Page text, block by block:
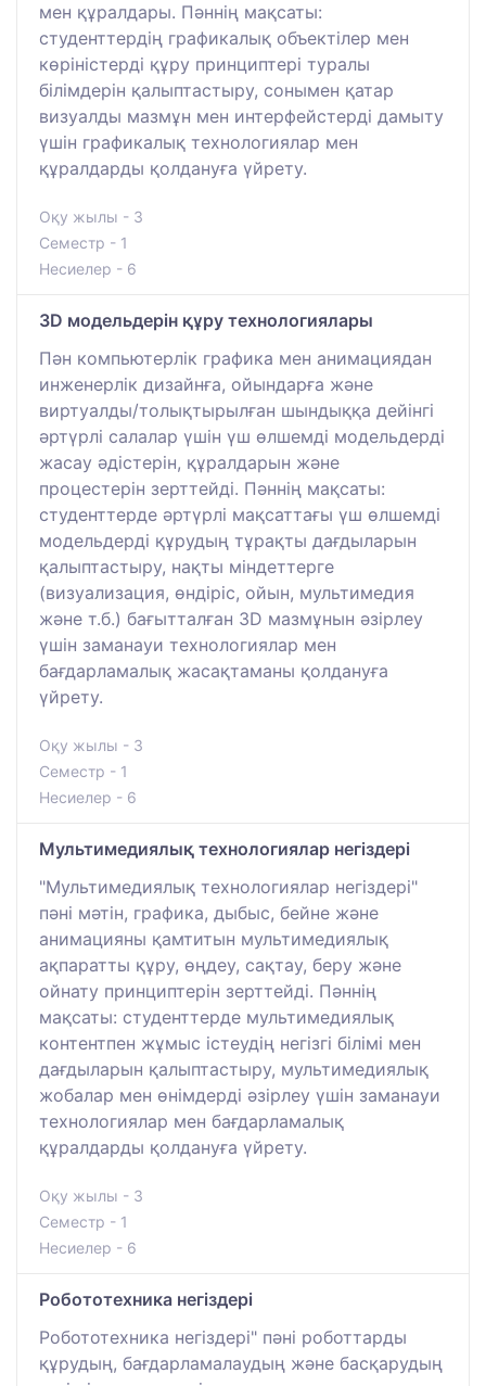
мен құралдары. Пәннің мақсаты:
студенттердің графикалық объектілер мен
көріністерді құру принциптері туралы
білімдерін қалыптастыру, сонымен қатар
визуалды мазмұн мен интерфейстерді дамыту
үшін графикалық технологиялар мен
құралдарды қолдануға үйрету.
Оқу жылы - 3
Семестр - 1
Несиелер - 6
3D модельдерін құру технологиялары
Пән компьютерлік графика мен анимациядан
инженерлік дизайнға, ойындарға және
виртуалды/толықтырылған шындыққа дейінгі
әртүрлі салалар үшін үш өлшемді модельдерді
жасау әдістерін, құралдарын және
процестерін зерттейді. Пәннің мақсаты:
студенттерде әртүрлі мақсаттағы үш өлшемді
модельдерді құрудың тұрақты дағдыларын
қалыптастыру, нақты міндеттерге
(визуализация, өндіріс, ойын, мультимедия
және т.б.) бағытталған 3D мазмұнын әзірлеу
үшін заманауи технологиялар мен
бағдарламалық жасақтаманы қолдануға
үйрету.
Оқу жылы - 3
Семестр - 1
Несиелер - 6
Мультимедиялық технологиялар негіздері
"Мультимедиялық технологиялар негіздері"
пәні мәтін, графика, дыбыс, бейне және
анимацияны қамтитын мультимедиялық
ақпаратты құру, өңдеу, сақтау, беру және
ойнату принциптерін зерттейді. Пәннің
мақсаты: студенттерде мультимедиялық
контентпен жұмыс істеудің негізгі білімі мен
дағдыларын қалыптастыру, мультимедиялық
жобалар мен өнімдерді әзірлеу үшін заманауи
технологиялар мен бағдарламалық
құралдарды қолдануға үйрету.
Оқу жылы - 3
Семестр - 1
Несиелер - 6
Робототехника негіздері
Робототехника негіздері" пәні роботтарды
құрудың, бағдарламалаудың және басқарудың